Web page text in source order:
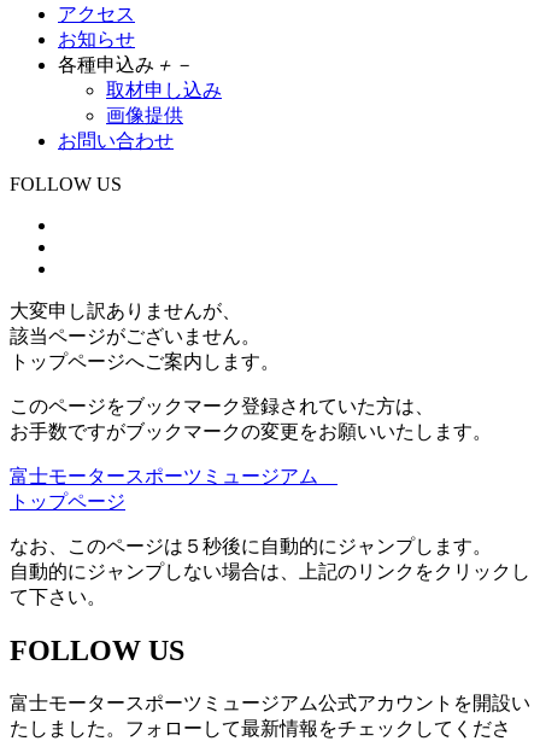
アクセス
お知らせ
各種申込み ＋ －
取材申し込み
画像提供
お問い合わせ
FOLLOW US
大変申し訳ありませんが、
該当ページがございません。
トップページへご案内します。
このページをブックマーク登録されていた方は、
お手数ですがブックマークの変更をお願いいたします。
富士モータースポーツミュージアム
トップページ
なお、このページは５秒後に自動的にジャンプします。
自動的にジャンプしない場合は、上記のリンクをクリックし
て下さい。
FOLLOW US
富士モータースポーツミュージアム公式アカウントを開設い
たしました。フォローして最新情報をチェックしてくださ